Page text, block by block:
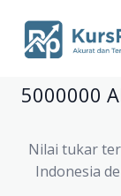
content
5000000
Nilai tukar
Indonesia